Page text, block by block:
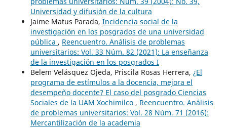
Universidad y difusión de la cultura
Jaime Matus Parada, Incidencia social de la
investigación en los posgrados de una universidad
pública , Reencuentro. Análisis de problemas
universitarios: Vol. 33 Núm. 82 (2021): La enseñanza
de la investigación en los posgrados I
Belem Velásquez Ojeda, Priscila Rosas Herrera, ¿El
programa de estímulos a la docencia, mejora el
desempeño docente? El caso del posgrado Ciencias
Sociales de la UAM Xochimilco , Reencuentro. Análisis
de problemas universitarios: Vol. 28 Núm. 71 (2016):
Mercantilización de la academia